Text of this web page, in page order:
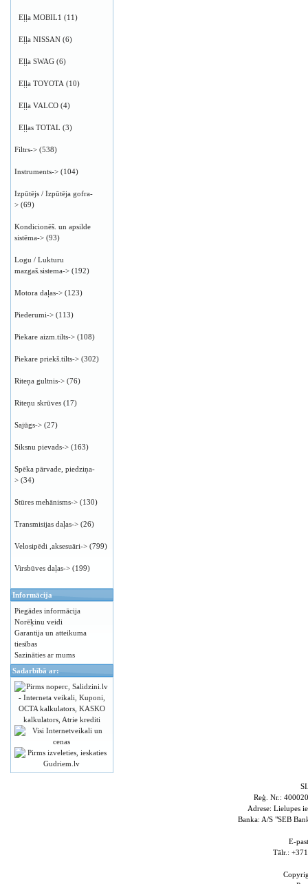
Eļļa MOBIL1 (11)
Eļļa NISSAN (6)
Eļļa SWAG (6)
Eļļa TOYOTA (10)
Eļļa VALCO (4)
Eļļas TOTAL (3)
Filtrs-> (538)
Instruments-> (104)
Izpūtējs / Izpūtēja gofra-
> (69)
Kondicionēš. un apsilde
sistēma-> (93)
Logu / Lukturu
mazgaš.sistema-> (192)
Motora daļas-> (123)
Piederumi-> (113)
Piekare aizm.tilts-> (108)
Piekare priekš.tilts-> (302)
Riteņa gultnis-> (76)
Riteņu skrūves (17)
Sajūgs-> (27)
Siksnu pievads-> (163)
Spēka pārvade, piedziņa-
> (34)
Stūres mehānisms-> (130)
Transmisijas daļas-> (26)
Velosipēdi ,aksesuāri-> (799)
Virsbūves daļas-> (199)
Informācija
Piegādes informācija
Norēķinu veidi
Garantija un atteikuma
tiesības
Sazināties ar mums
Sadarbībā ar:
Reģ. Nr.:
Adrese: Lielupes
Banka: A/S "SEB
E-
Tālr.: